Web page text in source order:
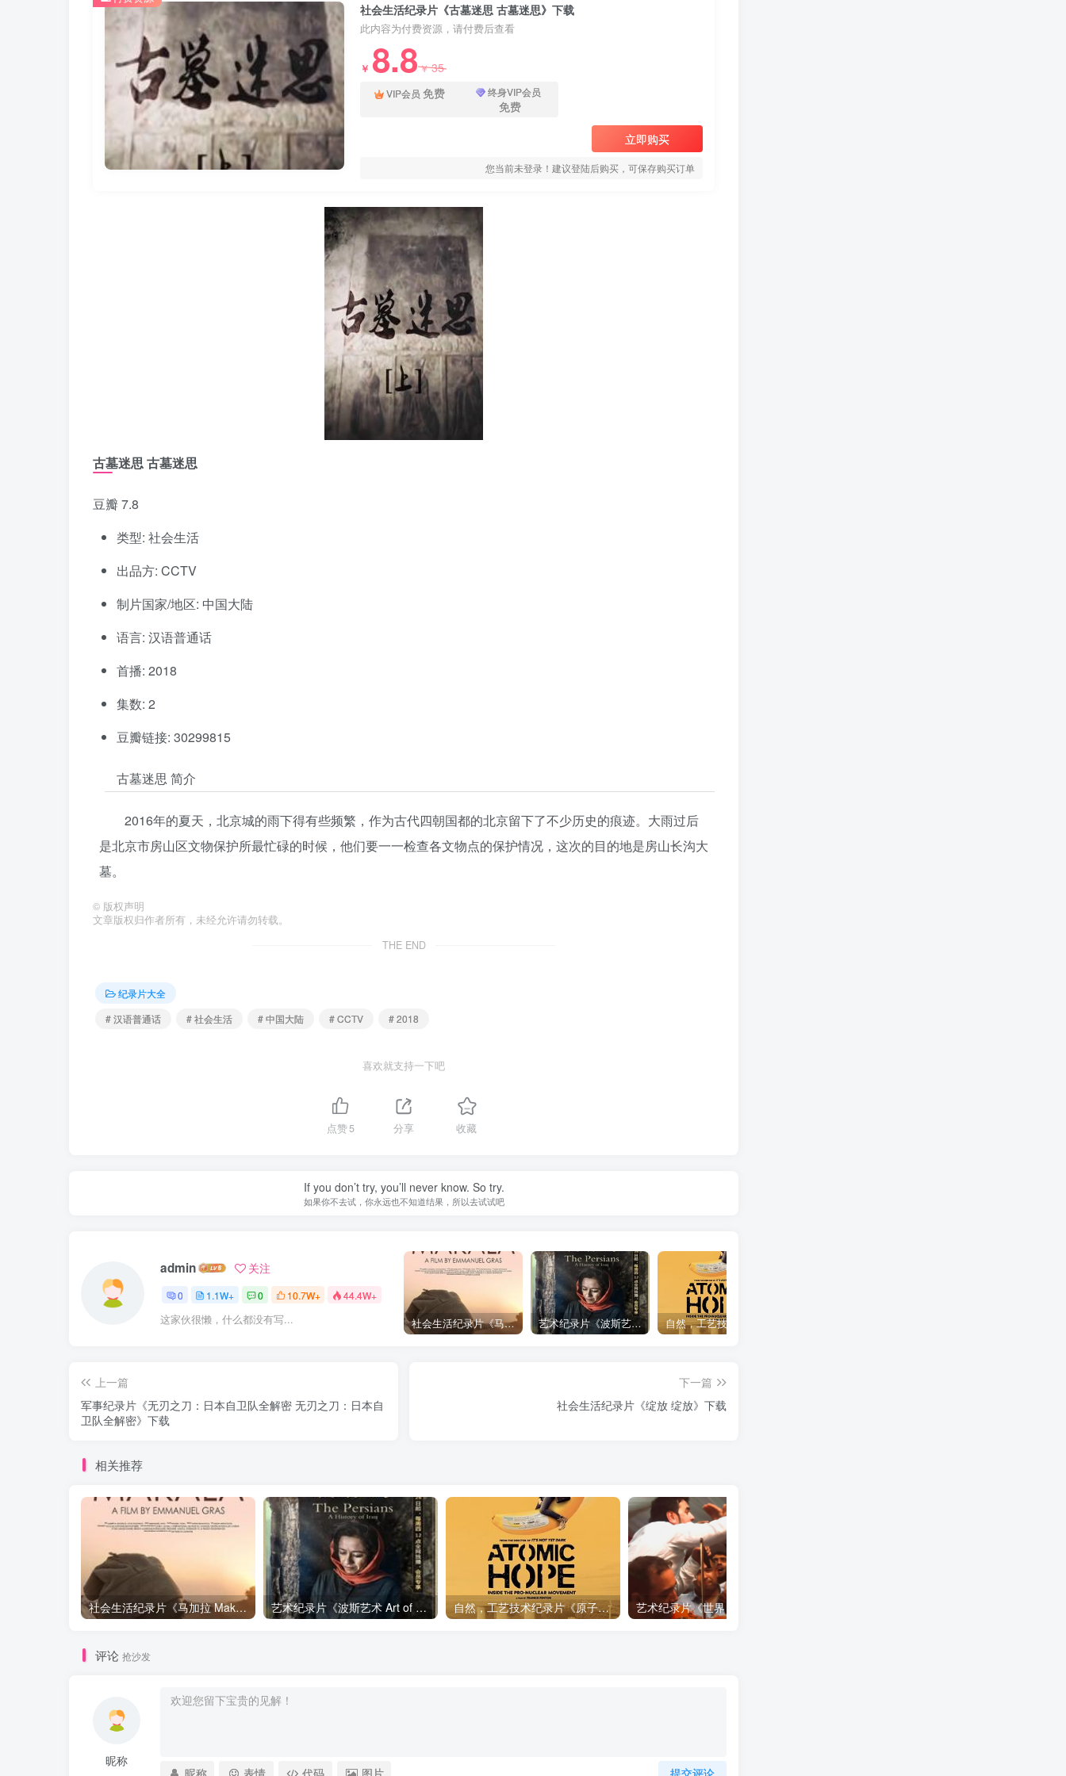
社会生活纪录片《古墓迷思 古墓迷思》下载
此内容为付费资源，请付费后查看
￥ 8.8￥35
VIP会员 免费 终身VIP会员
免费
立即购买
您当前未登录！建议登陆后购买，可保存购买订单
古墓迷思 古墓迷思
豆瓣 7.8
类型: 社会生活
出品方: CCTV
制片国家/地区: 中国大陆
语言: 汉语普通话
首播: 2018
集数: 2
豆瓣链接: 30299815
古墓迷思 简介
2016年的夏天，北京城的雨下得有些频繁，作为古代四朝国都的北京留下了不少历史的痕迹。大雨过后
是北京市房山区文物保护所最忙碌的时候，他们要一一检查各文物点的保护情况，这次的目的地是房山长沟大
墓。
© 版权声明
文章版权归作者所有，未经允许请勿转载。
THE END
纪录片大全
# 汉语普通话
# 社会生活 # 中国大陆 # CCTV # 2018
喜欢就支持一下吧
点赞5 分享 收藏
If you don’t try, you’ll never know. So try.
如果你不去试，你永远也不知道结果，所以去试试吧
admin 关注
0 1.1W+ 0 10.7W+ 44.4W+
这家伙很懒，什么都没有写... 社会生活纪录片《马加拉 Makala》下载 艺术纪录片《波斯艺术 Art of Persia》下载
上一篇
军事纪录片《无刃之刀：日本自卫队全解密 无刃之刀：日本自
卫队全解密》下载
下一篇
社会生活纪录片《绽放 绽放》下载
相关推荐
社会生活纪录片《马加拉 Makala》下载 艺术纪录片《波斯艺术 Art of Persia》下载 自然，工艺技术纪录片《原子能的希望 Atomic Hope – Inside the Pro-Nuclear Movement》下载
评论 抢沙发
昵称